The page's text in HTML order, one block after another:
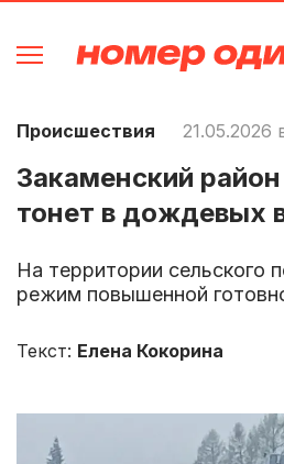
Происшествия 21.05.2026
Закаменский
тонет в дождевых
На территории сельского
режим повышенной
Текст: Елена Кокорина